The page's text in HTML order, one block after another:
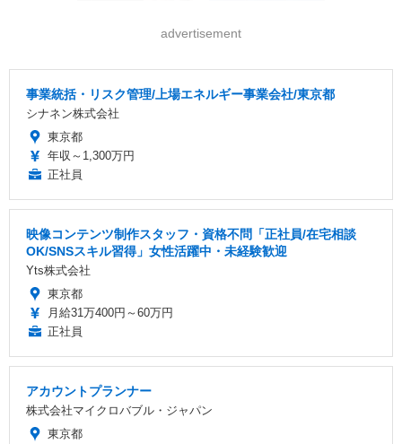
advertisement
事業統括・リスク管理/上場エネルギー事業会社/東京都
シナネン株式会社
東京都
年収～1,300万円
正社員
映像コンテンツ制作スタッフ・資格不問「正社員/在宅相談
OK/SNSスキル習得」女性活躍中・未経験歓迎
Yts株式会社
東京都
月給31万400円～60万円
正社員
アカウントプランナー
株式会社マイクロバブル・ジャパン
東京都